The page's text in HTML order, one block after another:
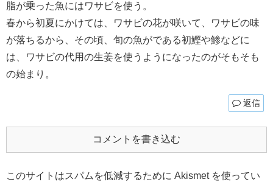
脂が乗った魚にはワサビを使う。
春から初夏にかけては、ワサビの花が咲いて、ワサビの味
が落ちるから、その頃、旬の魚がである初鰹や鯵などに
は、ワサビの代用の生姜を使うようになったのがそもそも
の始まり。
返信
コメントを書き込む
このサイトはスパムを低減するために Akismet を使ってい